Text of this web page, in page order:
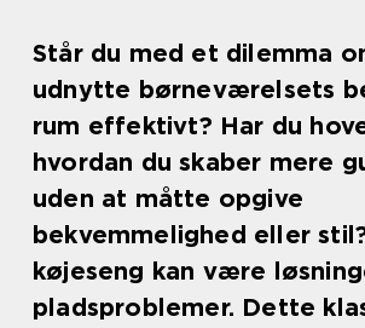
Står du med et dilemma
udnytte børneværelsets
rum effektivt? Har du
hvordan du skaber mere
uden at måtte opgive
bekvemmelighed eller
køjeseng kan være
pladsproblemer. Dette